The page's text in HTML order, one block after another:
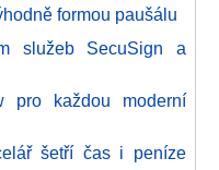
formou paušálu
služeb SecuSign a
pro každou moderní
šetří čas i peníze